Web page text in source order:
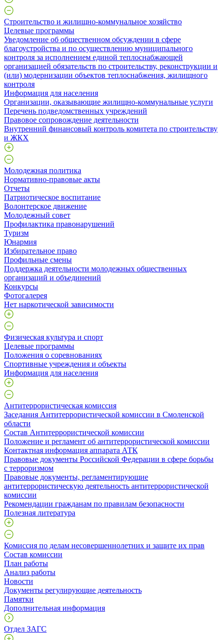
Строительство и жилищно-коммунальное хозяйство
Целевые программы
Уведомление об общественном обсуждении в сфере
благоустройства и по осуществлению муниципального
контроля за исполнением единой теплоснабжающей
организацией обязательств по строительству, реконструкции и
(или) модернизации объектов теплоснабжения, жилищного
контроля
Информация для населения
Организации, оказывающие жилищно-коммунальные услуги
Перечень подведомственных учреждений
Правовое сопровождение деятельности
Внутренний финансовый контроль комитета по строительству
и ЖКХ
Молодежная политика
Нормативно-правовые акты
Отчеты
Патриотическое воспитание
Волонтерское движение
Молодежный совет
Профилактика правонарушений
Туризм
Юнармия
Избирательное право
Профильные смены
Поддержка деятельности молодежных общественных
организаций и объединений
Конкурсы
Фотогалерея
Нет наркотической зависимости
Физическая культура и спорт
Целевые программы
Положения о соревнованиях
Спортивные учреждения и объекты
Информация для населения
Антитеррористическая комиссия
Заседания Антитеррористической комиссии в Смоленской
области
Состав Антитеррористической комиссии
Положение и регламент об антитеррористической комиссии
Контактная информация аппарата АТК
Правовые документы Российской Федерации в сфере борьбы
с терроризмом
Правовые документы, регламентирующие
антитеррористическую деятельность антитеррористической
комиссии
Рекомендации гражданам по правилам безопасности
Полезная литература
Комиссия по делам несовершеннолетних и защите их прав
Состав комиссии
План работы
Анализ работы
Новости
Документы регулирующие деятельность
Памятки
Дополнительная информация
Отдел ЗАГС